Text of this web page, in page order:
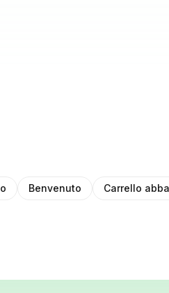
Benvenuto Carrello